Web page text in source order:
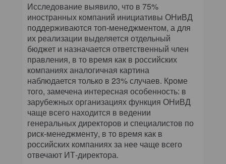
Исследование выявило, что в 75%
иностранных компаний инициативы ОНиВД
поддерживаются топ-менеджментом, а для
их реализации выделяется отдельный
бюджет и назначается ответственный член
правления, в то время как в российских
компаниях аналогичная картина
наблюдается только в 23% случаев. Кроме
того, замечена интересная особенность: в
зарубежных организациях функция ОНиВД
чаще всего находится в ведении
генеральных директоров и специалистов по
риск-менеджменту, в то время как в
российских компаниях за нее чаще всего
отвечают ИТ-директора.